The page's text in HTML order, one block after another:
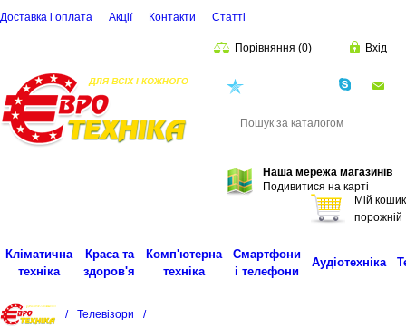
Доставка і оплата Акції Контакти Статті
Порівняння (0) Вхід
Наша мережа магазинів
Подивитися на карті
Мій кошик
порожній
Кліматична
техніка
Краса та
здоров'я
Комп'ютерна
техніка
Смартфони
і телефони
Аудіотехніка
/ Телевізори
/